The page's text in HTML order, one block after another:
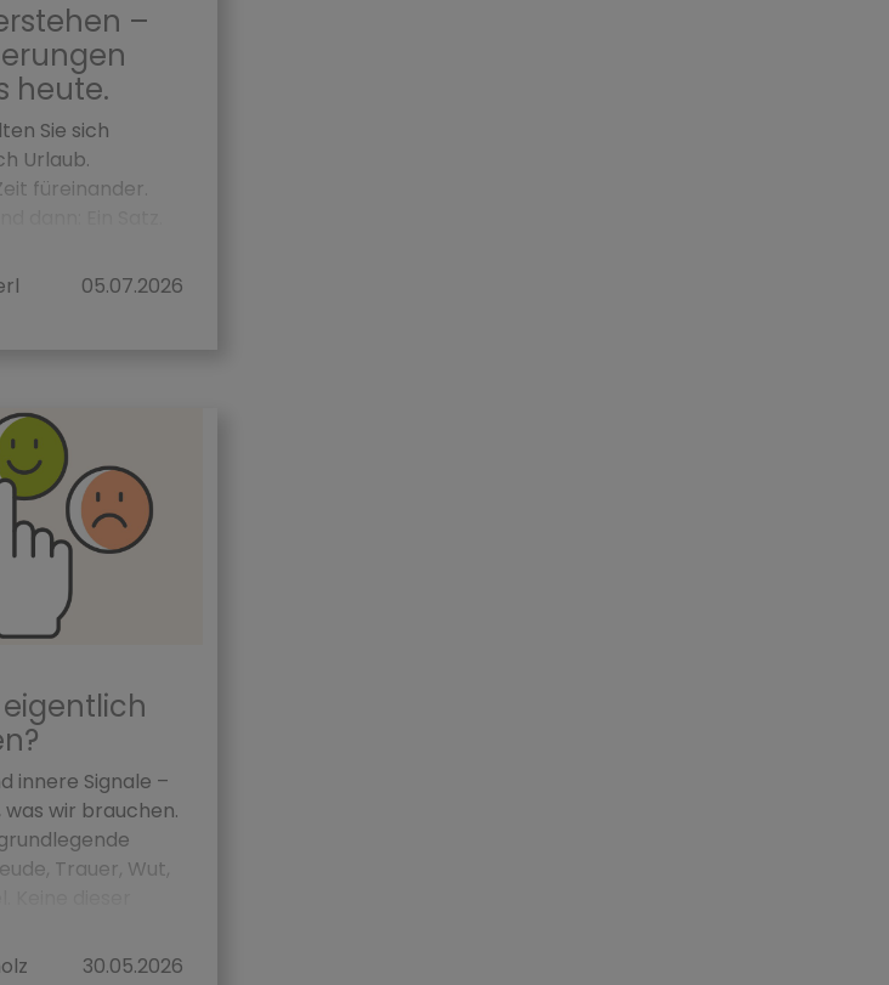
–
heute.
Sie sich
Urlaub.
füreinander.
05.07.2026
innere Signale –
was wir brauchen.
Trauer, Wut,
30.05.2026